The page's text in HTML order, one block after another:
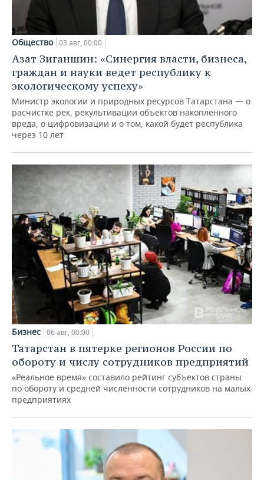
Общество 03 авг, 00:00
Азат Зиганшин: «Синергия власти, бизнеса,
граждан и науки ведет республику к
экологическому успеху»
Министр экологии и природных ресурсов Татарстана — о
расчистке рек, рекультивации объектов накопленного
вреда, о цифровизации и о том, какой будет республика
через 10 лет
Бизнес 06 авг, 00:00
Татарстан в пятерке регионов России по
обороту и числу сотрудников предприятий
«Реальное время» составило рейтинг субъектов страны
по обороту и средней численности сотрудников на малых
предприятиях